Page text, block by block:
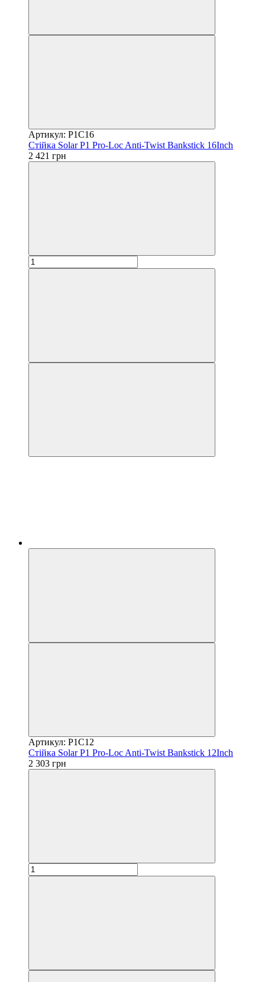
Артикул: P1C16
Стійка Solar P1 Pro-Loc Anti-Twist Bankstick 16Inch
2 421 грн
Артикул: P1C12
Стійка Solar P1 Pro-Loc Anti-Twist Bankstick 12Inch
2 303 грн